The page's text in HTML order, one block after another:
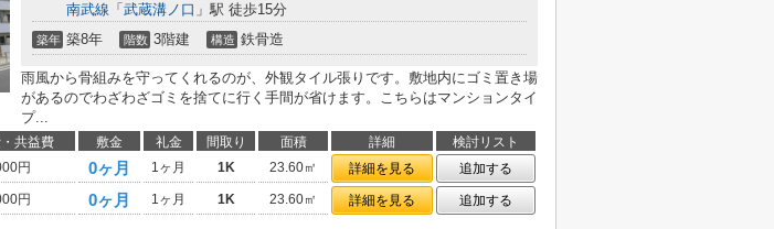
南武線 「 武蔵溝ノ口 」駅 徒歩15分
築年 築8年 階数 3階建 構造 鉄骨造
雨風から骨組みを守ってくれるのが、外観タイル張りです。敷地内にゴミ置き場
があるのでわざわざゴミを捨てに行く手間が省けます。こちらはマンションタイ
プ...
共益費 敷金 礼金 間取り 面積 詳細
検討リスト
円 0ヶ月 1ヶ月 1K 23.60㎡ 詳細を見る
追加する
円 0ヶ月 1ヶ月 1K 23.60㎡ 詳細を見る 追加する